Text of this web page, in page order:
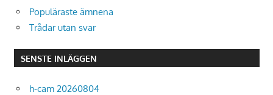
Populäraste ämnena
Trådar utan svar
SENSTE INLÄGGEN
h-cam 20260804